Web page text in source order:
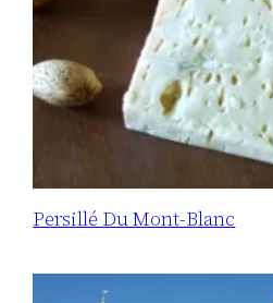
Persillé Du Mont-Blanc